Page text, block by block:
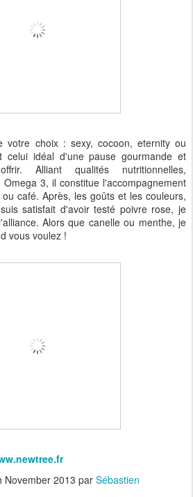
votre choix : sexy, cocoon, eternity ou
celui idéal d'une pause gourmande et
Alliant qualités nutritionnelles,
3, il constitue l'accompagnement
café. Après, les goûts et les couleurs,
satisfait d'avoir testé poivre rose, je
Alors que canelle ou menthe, je
vous voulez !
November 2013 par Sébastien